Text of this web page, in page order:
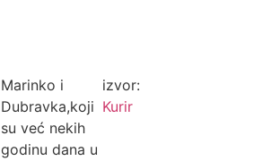
Marinko i
Dubravka,koji
su već nekih
godinu dana u
izvor:
Kurir